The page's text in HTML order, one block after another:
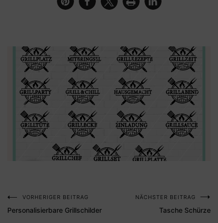
Beitragsnavigation
VORHERIGER BEITRAG
Personalisierbare Grillschilder
NÄCHSTER BEITRAG
Tasche Schürze